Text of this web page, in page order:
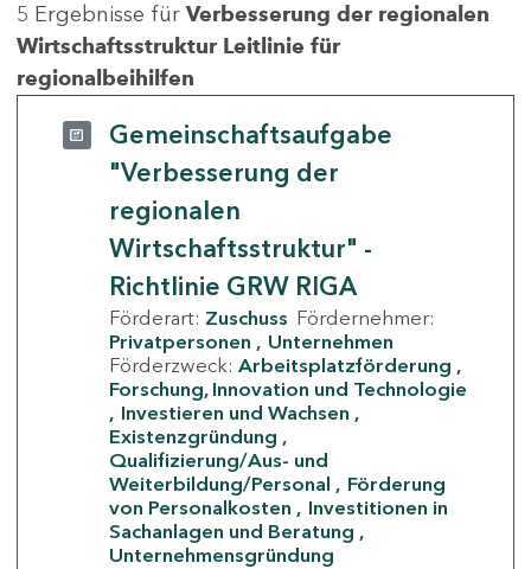
5 Ergebnisse für Verbesserung der regionalen
Wirtschaftsstruktur Leitlinie für
regionalbeihilfen
Gemeinschaftsaufgabe
"Verbesserung der
regionalen
Wirtschaftsstruktur" -
Richtlinie GRW RIGA
Förderart: Zuschuss Fördernehmer:
Privatpersonen
Unternehmen
Förderzweck: Arbeitsplatzförderung
Forschung, Innovation und Technologie
Investieren und Wachsen
Existenzgründung
Qualifizierung/Aus- und
Weiterbildung/Personal
Förderung
von Personalkosten
Investitionen in
Sachanlagen und Beratung
Unternehmensgründung